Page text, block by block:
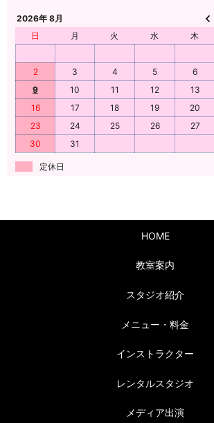
2026年 8月
日
月 火 水 木
2
3 4 5 6
9
10 11 12 13
16
17 18 19 20
23
24 25 26 27
30
31
定休日
HOME
教室案内
スタジオ紹介
メニュー・料金
インストラクター
レンタルスタジオ
メディア出演